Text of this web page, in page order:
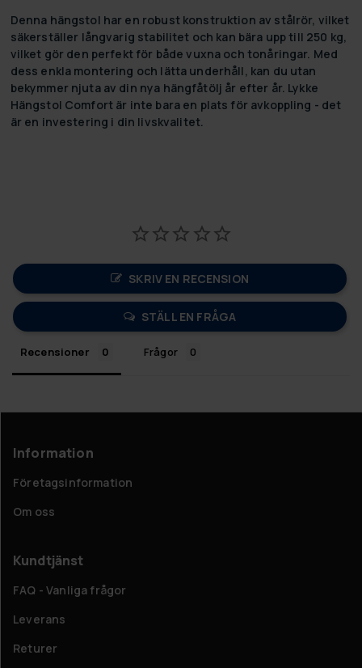
Denna hängstol har en robust konstruktion av stålrör, vilket
säkerställer långvarig stabilitet och kan bära upp till 250 kg,
vilket gör den perfekt för både vuxna och tonåringar. Med
dess enkla montering och lätta underhåll, kan du utan
bekymmer njuta av din nya hängfåtölj år efter år. Lykke
Hängstol Comfort är inte bara en plats för avkoppling - det
är en investering i din livskvalitet.
SKRIV EN RECENSION
STÄLL EN FRÅGA
Recensioner Frågor
Information
Företagsinformation
Om oss
Kundtjänst
FAQ - Vanliga frågor
Leverans
Returer